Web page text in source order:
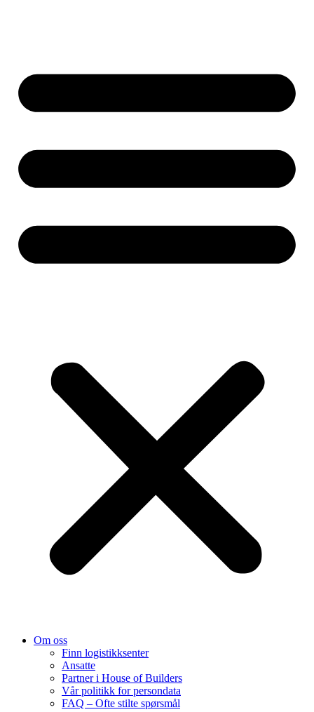
Om oss
Finn logistikksenter
Ansatte
Partner i House of Builders
Vår politikk for persondata
FAQ – Ofte stilte spørsmål